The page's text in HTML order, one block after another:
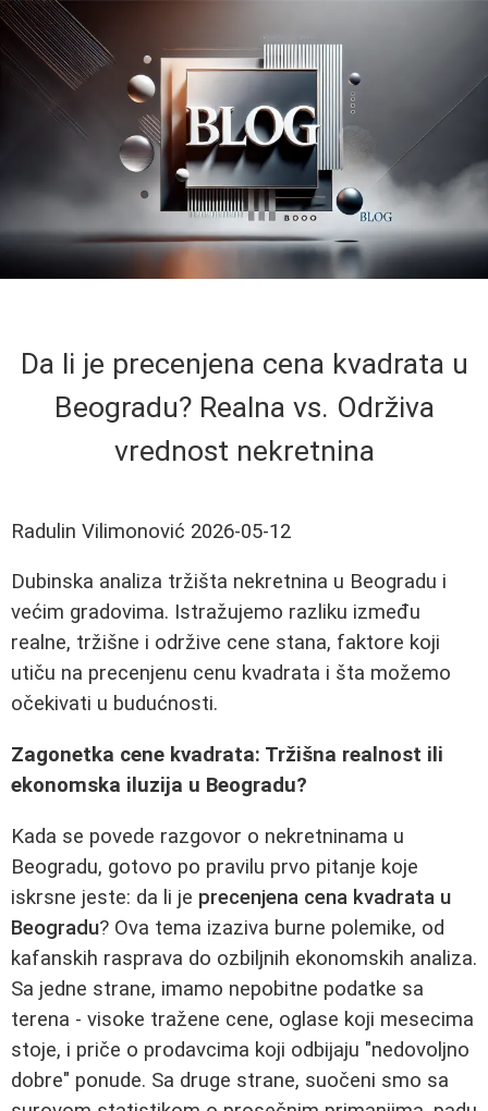
Da li je precenjena cena kvadrata u
Beogradu? Realna vs. Održiva
vrednost nekretnina
Radulin Vilimonović 2026-05-12
Dubinska analiza tržišta nekretnina u Beogradu i
većim gradovima. Istražujemo razliku između
realne, tržišne i održive cene stana, faktore koji
utiču na precenjenu cenu kvadrata i šta možemo
očekivati u budućnosti.
Zagonetka cene kvadrata: Tržišna realnost ili
ekonomska iluzija u Beogradu?
Kada se povede razgovor o nekretninama u
Beogradu, gotovo po pravilu prvo pitanje koje
iskrsne jeste: da li je precenjena cena kvadrata u
Beogradu? Ova tema izaziva burne polemike, od
kafanskih rasprava do ozbiljnih ekonomskih analiza.
Sa jedne strane, imamo nepobitne podatke sa
terena - visoke tražene cene, oglase koji mesecima
stoje, i priče o prodavcima koji odbijaju "nedovoljno
dobre" ponude. Sa druge strane, suočeni smo sa